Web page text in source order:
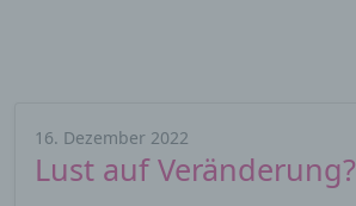
16. Dezember 2022
Lust auf Veränderung?